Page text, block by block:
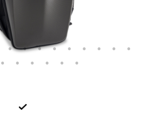
6 7 8 9 10 11 12 13
14
16 17 18 19 20 21